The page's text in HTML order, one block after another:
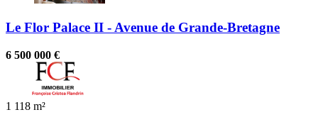
Le Flor Palace II - Avenue de Grande-Bretagne
6 500 000 €
1 118 m²